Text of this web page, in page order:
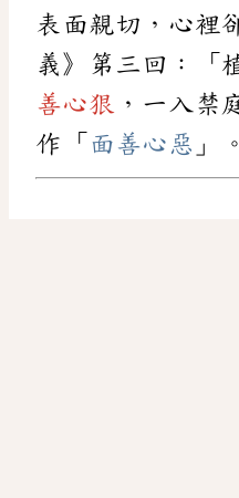
表面親切，心裡
義》第三回：「
善心狠 ，一入禁
作「 面善心惡 」。